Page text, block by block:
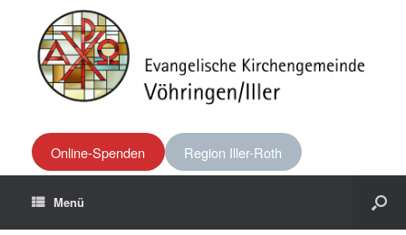
Online-Spenden Region Iller-Roth
Menü